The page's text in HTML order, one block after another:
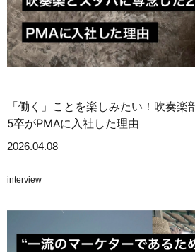
「働く」ことを楽しみたい！吹奏
5卒がPMAに入社した理由
2026.04.08
interview